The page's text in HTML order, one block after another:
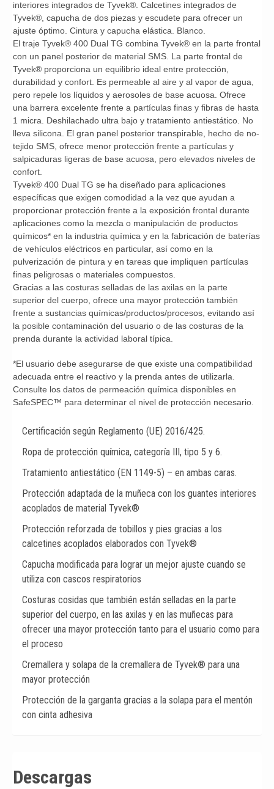
interiores integrados de Tyvek®. Calcetines integrados de
Tyvek®, capucha de dos piezas y escudete para ofrecer un
ajuste óptimo. Cintura y capucha elástica. Blanco.
El traje Tyvek® 400 Dual TG combina Tyvek® en la parte frontal
con un panel posterior de material SMS. La parte frontal de
Tyvek® proporciona un equilibrio ideal entre protección,
durabilidad y confort. Es permeable al aire y al vapor de agua,
pero repele los líquidos y aerosoles de base acuosa. Ofrece
una barrera excelente frente a partículas finas y fibras de hasta
1 micra. Deshilachado ultra bajo y tratamiento antiestático. No
lleva silicona. El gran panel posterior transpirable, hecho de no-
tejido SMS, ofrece menor protección frente a partículas y
salpicaduras ligeras de base acuosa, pero elevados niveles de
confort.
Tyvek® 400 Dual TG se ha diseñado para aplicaciones
específicas que exigen comodidad a la vez que ayudan a
proporcionar protección frente a la exposición frontal durante
aplicaciones como la mezcla o manipulación de productos
químicos* en la industria química y en la fabricación de baterías
de vehículos eléctricos en particular, así como en la
pulverización de pintura y en tareas que impliquen partículas
finas peligrosas o materiales compuestos.
Gracias a las costuras selladas de las axilas en la parte
superior del cuerpo, ofrece una mayor protección también
frente a sustancias químicas/productos/procesos, evitando así
la posible contaminación del usuario o de las costuras de la
prenda durante la actividad laboral típica.
*El usuario debe asegurarse de que existe una compatibilidad
adecuada entre el reactivo y la prenda antes de utilizarla.
Consulte los datos de permeación química disponibles en
SafeSPEC™ para determinar el nivel de protección necesario.
Certificación según Reglamento (UE) 2016/425.
Ropa de protección química, categoría III, tipo 5 y 6.
Tratamiento antiestático (EN 1149-5) – en ambas caras.
Protección adaptada de la muñeca con los guantes interiores
acoplados de material Tyvek®
Protección reforzada de tobillos y pies gracias a los
calcetines acoplados elaborados con Tyvek®
Capucha modificada para lograr un mejor ajuste cuando se
utiliza con cascos respiratorios
Costuras cosidas que también están selladas en la parte
superior del cuerpo, en las axilas y en las muñecas para
ofrecer una mayor protección tanto para el usuario como para
el proceso
Cremallera y solapa de la cremallera de Tyvek® para una
mayor protección
Protección de la garganta gracias a la solapa para el mentón
con cinta adhesiva
Descargas